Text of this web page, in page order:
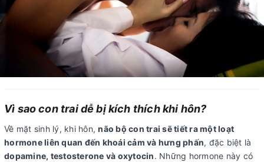
Vì sao con trai dễ bị kích thích khi hôn?
Về mặt sinh lý, khi hôn,não bộ con trai sẽ tiết ra một loạt
hormone liên quan đến khoái cảm và hưng phấn, đặc biệt là
dopamine, testosterone và oxytocin. Những hormone này có